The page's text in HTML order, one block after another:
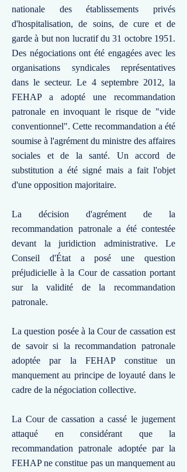
nationale des établissements privés
d'hospitalisation, de soins, de cure et de
garde à but non lucratif du 31 octobre 1951.
Des négociations ont été engagées avec les
organisations syndicales représentatives
dans le secteur. Le 4 septembre 2012, la
FEHAP a adopté une recommandation
patronale en invoquant le risque de "vide
conventionnel". Cette recommandation a été
soumise à l'agrément du ministre des affaires
sociales et de la santé. Un accord de
substitution a été signé mais a fait l'objet
d'une opposition majoritaire.
La décision d'agrément de la
recommandation patronale a été contestée
devant la juridiction administrative. Le
Conseil d'État a posé une question
préjudicielle à la Cour de cassation portant
sur la validité de la recommandation
patronale.
La question posée à la Cour de cassation est
de savoir si la recommandation patronale
adoptée par la FEHAP constitue un
manquement au principe de loyauté dans le
cadre de la négociation collective.
La Cour de cassation a cassé le jugement
attaqué en considérant que la
recommandation patronale adoptée par la
FEHAP ne constitue pas un manquement au